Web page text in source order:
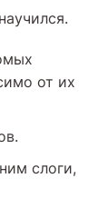
от их
слоги,